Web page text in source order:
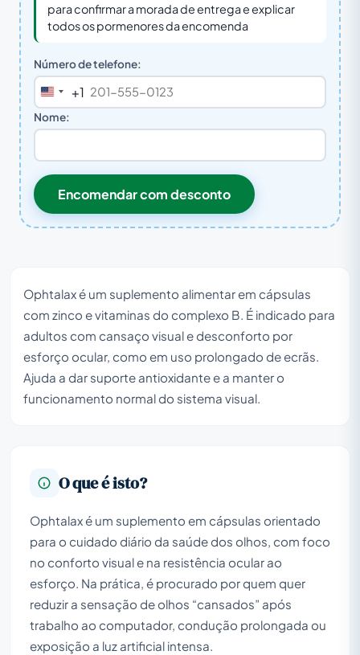
para confirmar a morada de entrega e explicar
todos os pormenores da encomenda
Número de telefone:
United
States
+1
Nome:
Encomendar com desconto
Ophtalax é um suplemento alimentar em cápsulas
com zinco e vitaminas do complexo B. É indicado para
adultos com cansaço visual e desconforto por
esforço ocular, como em uso prolongado de ecrãs.
Ajuda a dar suporte antioxidante e a manter o
funcionamento normal do sistema visual.
O que é isto?
Ophtalax é um suplemento em cápsulas orientado
para o cuidado diário da saúde dos olhos, com foco
no conforto visual e na resistência ocular ao
esforço. Na prática, é procurado por quem quer
reduzir a sensação de olhos “cansados” após
trabalho ao computador, condução prolongada ou
exposição a luz artificial intensa.